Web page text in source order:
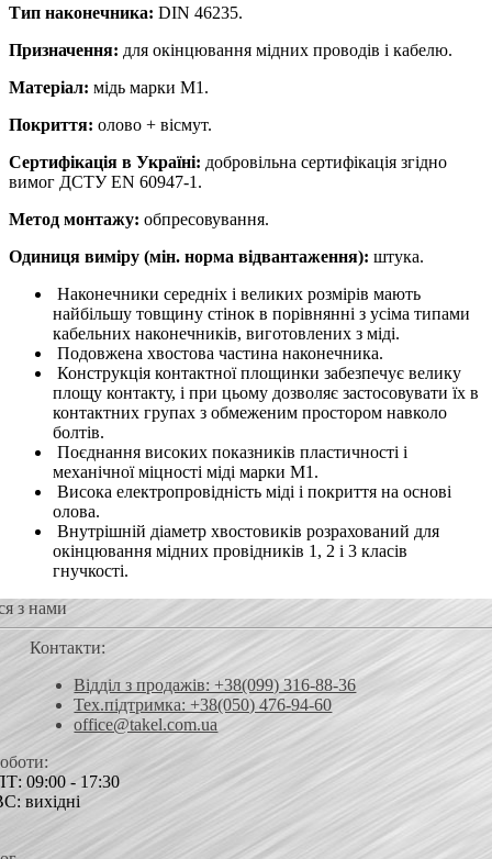
Тип наконечника: DIN 46235.
Призначення: для окінцювання мідних проводів і кабелю.
Матеріал: мідь марки М1.
Покриття: олово + вісмут.
Сертифікація в Україні: добровільна сертифікація згідно
вимог ДСТУ EN 60947-1.
Метод монтажу: обпресовування.
Одиниця виміру (мін. норма відвантаження): штука.
Наконечники середніх і великих розмірів мають
найбільшу товщину стінок в порівнянні з усіма типами
кабельних наконечників, виготовлених з міді.
Подовжена хвостова частина наконечника.
Конструкція контактної площинки забезпечує велику
площу контакту, і при цьому дозволяє застосовувати їх в
контактних групах з обмеженим простором навколо
болтів.
Поєднання високих показників пластичності і
механічної міцності міді марки М1.
Висока електропровідність міді і покриття на основі
олова.
Внутрішній діаметр хвостовиків розрахований для
окінцювання мідних провідників 1, 2 і 3 класів
гнучкості.
з нами
Контакти:
Відділ з продажів: +38(099) 316-88-36
Тех.підтримка: +38(050) 476-94-60
office@takel.com.ua
09:00 - 17:30
вихідні